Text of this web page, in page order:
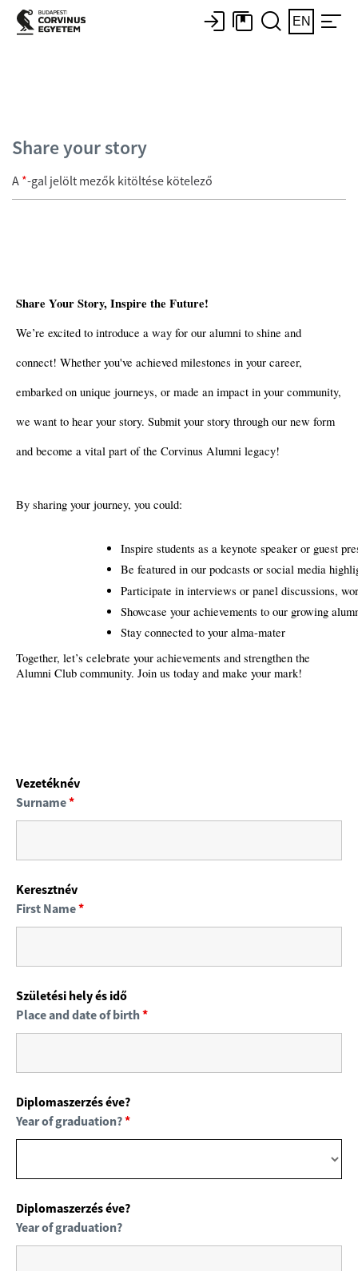
EN
Share your story
A *-gal jelölt mezők kitöltése kötelező
Share Your Story, Inspire the Future!
We’re excited to introduce a way for our alumni to shine and
connect! Whether you've achieved milestones in your career,
embarked on unique journeys, or made an impact in your community,
we want to hear your story. Submit your story through our new form
and become a vital part of the Corvinus Alumni legacy!
By sharing your journey, you could:
Inspire students as a keynote speaker or guest
Be featured in our podcasts or social media
Participate in interviews or panel discussions,
Showcase your achievements to our growing
Stay connected to your alma-mater
Together, let’s celebrate your achievements and strengthen the
Alumni Club community. Join us today and make your mark!
Vezetéknév
Surname*
Keresztnév
First Name*
Születési hely és idő
Place and date of birth*
Diplomaszerzés éve?
Year of graduation?*
Diplomaszerzés éve?
Year of graduation?